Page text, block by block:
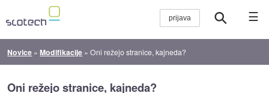
☰
Novice »Modifikacije »Oni režejo stranice, kajneda?
Oni režejo stranice, kajneda?